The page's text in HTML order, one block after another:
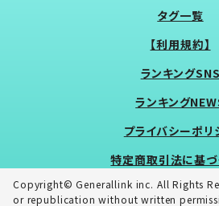
タグ一覧
【利用規約】
ランキングSNS
ランキング
プライバシーポリ
特定商取引法に基づ
Copyright© Generallink inc. All Rights
or republication without written